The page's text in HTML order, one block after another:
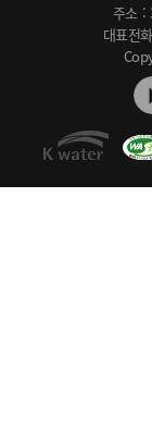
주소 :
대표전